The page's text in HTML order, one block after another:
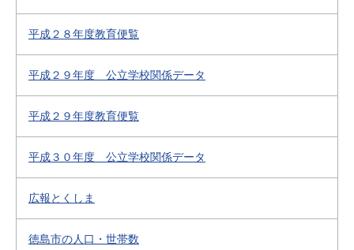
平成２８年度教育便覧
平成２９年度 公立学校関係データ
平成２９年度教育便覧
平成３０年度 公立学校関係データ
広報とくしま
徳島市の人口・世帯数